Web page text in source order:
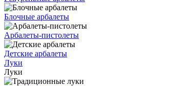
Блочные арбалеты
Арбалеты-пистолеты
Детские арбалеты
Луки
Луки